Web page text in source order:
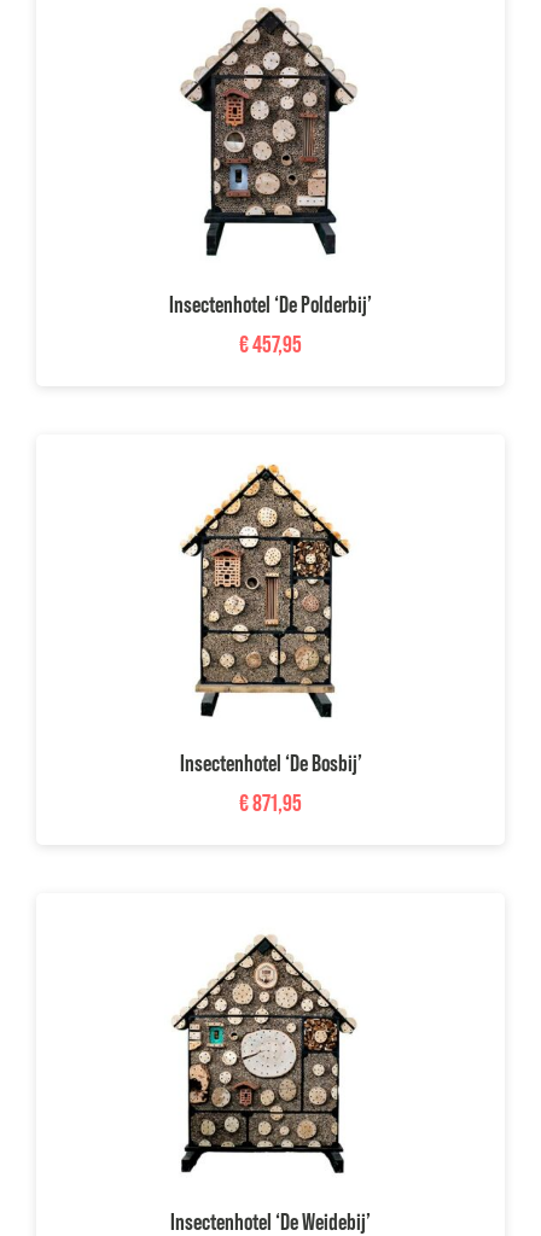
Insectenhotel ‘De Polderbij’
€457,95
Insectenhotel ‘De Bosbij’
€871,95
Insectenhotel ‘De Weidebij’